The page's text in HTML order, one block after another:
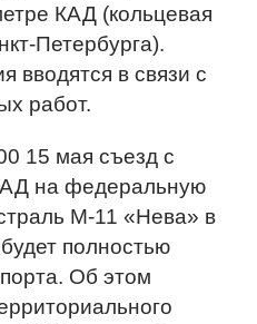
КАД (кольцевая
Петербурга).
вводятся в связи с
работ.
15 мая съезд с
на федеральную
М-11 «Нева» в
полностью
Об этом